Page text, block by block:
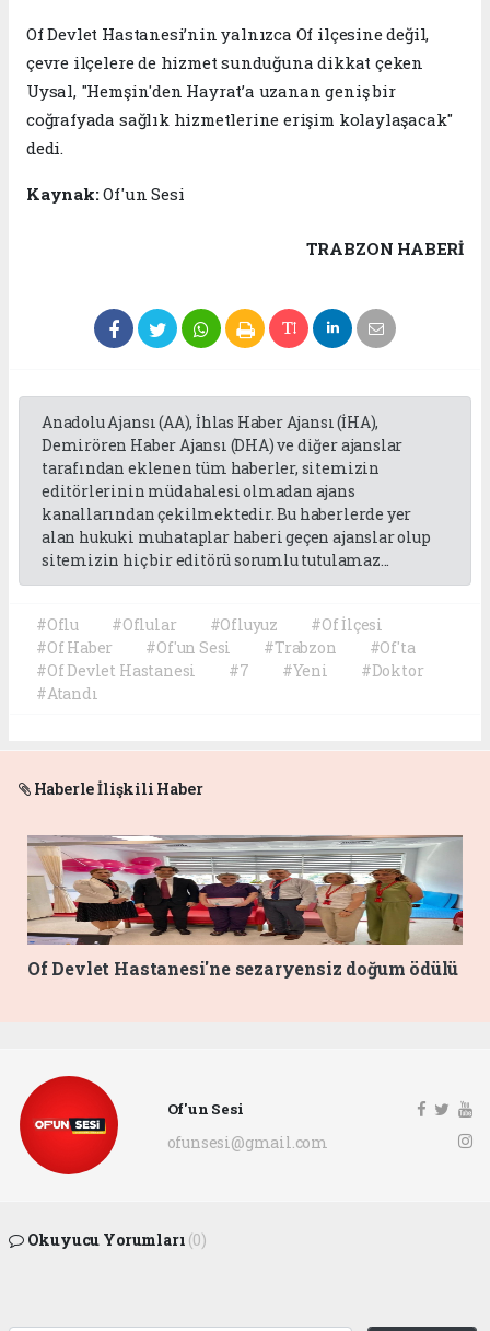
Of Devlet Hastanesi’nin yalnızca Of ilçesine değil,
çevre ilçelere de hizmet sunduğuna dikkat çeken
Uysal, "Hemşin'den Hayrat’a uzanan geniş bir
coğrafyada sağlık hizmetlerine erişim kolaylaşacak"
dedi.
Kaynak:Of'un Sesi
TRABZON HABERİ
Anadolu Ajansı (AA), İhlas Haber Ajansı (İHA),
Demirören Haber Ajansı (DHA) ve diğer ajanslar
tarafından eklenen tüm haberler, sitemizin
editörlerinin müdahalesi olmadan ajans
kanallarından çekilmektedir. Bu haberlerde yer
alan hukuki muhataplar haberi geçen ajanslar olup
sitemizin hiç bir editörü sorumlu tutulamaz...
#Oflu #Oflular #Ofluyuz
#Of İlçesi
#Of Haber
#Of'un Sesi #Trabzon
#Of'ta
#Of Devlet Hastanesi
#7 #Yeni
#Doktor
#Atandı
Haberle İlişkili Haber
Of Devlet Hastanesi'ne sezaryensiz doğum ödülü
Of'un Sesi
ofunsesi@gmail.com
Okuyucu Yorumları (0)